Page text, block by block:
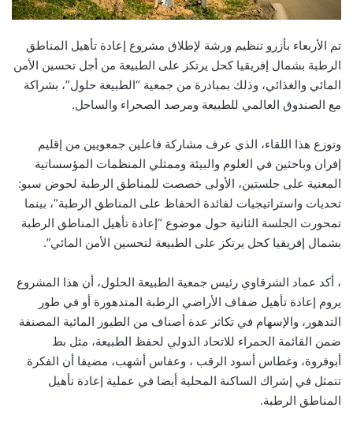
تم الأربعاء بأزرو تنظيم ورشة لإطلاق مشروع إعادة تأهيل المناطق
الرطبة بشمال إفريقيا كحل يرتكز على الطبيعة من أجل تحسين الأمن
المائي والغذائي، وذلك بمبادرة من جمعية “الطبيعة حلول”، بشراكة
مع الصندوق العالمي للطبيعة ومرصد الصحراء والساحل.
وتوزع هذا اللقاء، الذي عرف مشاركة فاعلين جمعويين من إقليم
إفران وباحثين في العلوم والبيئة وممثلي المنظمات المؤسساتية
المعنية على جلستين، الأولى خصصت للمناطق الرطبة لحوض سبو:
تحديات واستراتيجيات لفائدة الحفاظ على المناطق الرطبة”، بينما
تمحورت الجلسة الثانية حول موضوع “إعادة تأهيل المناطق الرطبة
بشمال إفريقيا كحل يرتكز على الطبيعة لتحسين الأمن المائي”.
، أكد عماد الشرقاوي رئيس جمعية الطبيعة الحلول، أن هذا المشروع
يروم إعادة تأهيل ضفاف الأراضي الرطبة المتدهورة أو في طور
التدهور، والإسهام في تكاثر عدة أصناف من الطيور المائية المصنفة
ضمن القائمة الحمراء للاتحاد الدولي لحفظ الطبيعة، مثل بط
أبوفروة، وغطاس أسود الرقب ، وعفاس أشهب، مضيفا أن الفكرة
تتمثل في إشراك الساكنة المحلية أيضا في عملية إعادة تأهيل
المناطق الرطبة.